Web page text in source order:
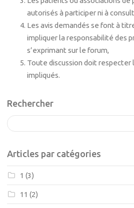
autorisés à participer ni à
Les avis demandés se font à
impliquer la responsabilité des
s’exprimant sur le forum,
Toute discussion doit respecter
impliqués.
Rechercher
Articles par catégories
1 (3)
11 (2)